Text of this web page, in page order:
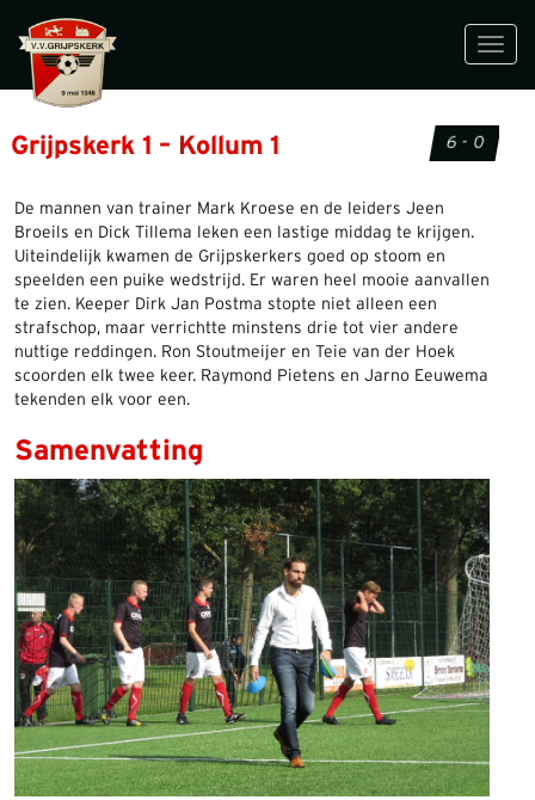
Grijpskerk 1 – Kollum 1 6 - 0
De mannen van trainer Mark Kroese en de leiders Jeen
Broeils en Dick Tillema leken een lastige middag te krijgen.
Uiteindelijk kwamen de Grijpskerkers goed op stoom en
speelden een puike wedstrijd. Er waren heel mooie aanvallen
te zien. Keeper Dirk Jan Postma stopte niet alleen een
strafschop, maar verrichtte minstens drie tot vier andere
nuttige reddingen. Ron Stoutmeijer en Teie van der Hoek
scoorden elk twee keer. Raymond Pietens en Jarno Eeuwema
tekenden elk voor een.
Samenvatting